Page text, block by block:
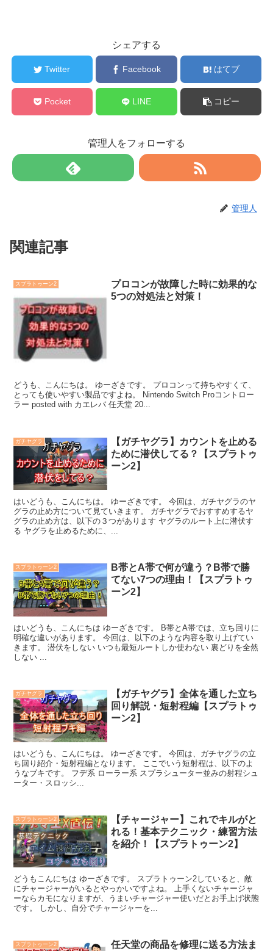
シェアする
Twitter Facebook はてブ
Pocket LINE コピー
管理人をフォローする
管理人
関連記事
スプラトゥーン2
プロコンが故障した時に効果的な
5つの対処法と対策！
どうも、こんにちは。 ゆーざきです。 プロコンって持ちやすくて、
とっても使いやすい製品ですよね。 Nintendo Switch Proコントロー
ラー posted with カエレバ 任天堂 20...
ガチヤグラ
【ガチヤグラ】カウントを止める
ために潜伏してる？【スプラトゥ
ーン2】
はいどうも、こんにちは。 ゆーざきです。 今回は、ガチヤグラのヤ
グラの止め方について見ていきます。 ガチヤグラでおすすめするヤ
グラの止め方は、以下の３つがあります ヤグラのルート上に潜伏す
る ヤグラを止めるために、...
スプラトゥーン2
B帯とA帯で何が違う？B帯で勝
てない7つの理由！【スプラトゥ
ーン2】
はいどうも、こんにちは ゆーざきです。 B帯とA帯では、立ち回りに
明確な違いがあります。 今回は、以下のような内容を取り上げてい
きます。 潜伏をしない いつも最短ルートしか使わない 裏どりを全然
しない ...
ガチヤグラ
【ガチヤグラ】全体を通した立ち
回り解説・短射程編【スプラトゥ
ーン2】
はいどうも、こんにちは。 ゆーざきです。 今回は、ガチヤグラの立
ち回り紹介・短射程編となります。 ここでいう短射程は、以下のよ
うなブキです。 フデ系 ローラー系 スプラシューター並みの射程シュ
ーター・スロッシ...
スプラトゥーン2
【チャージャー】これでキルがと
れる！基本テクニック・練習方法
を紹介！【スプラトゥーン2】
どうもこんにちは ゆーざきです。 スプラトゥーン2していると、敵
にチャージャーがいるとやっかいですよね。 上手くないチャージャ
ーならカモになりますが、うまいチャージャー使いだとお手上げ状態
です。 しかし、自分でチャージャーを...
スプラトゥーン2
任天堂の商品を修理に送る方法ま